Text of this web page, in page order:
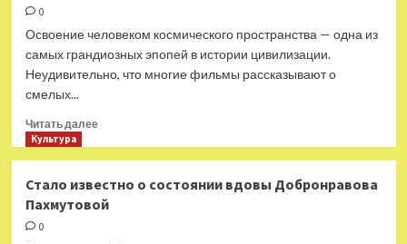
«Пишем
на
Год
Литературы
0
Освоение человеком космического пространства — одна из
самых грандиозных эпопей в истории цивилизации.
Неудивительно, что многие фильмы рассказывают о
смелых...
Читать далееПрочитать
фильмы
про
Культура
Стало известно о состоянии вдовы Добронравова
Пахмутовой
0